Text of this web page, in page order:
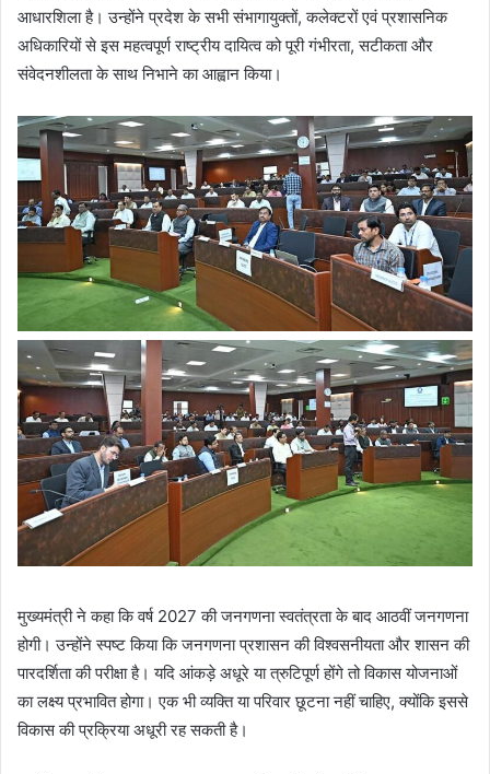
आधारशिला है। उन्होंने प्रदेश के सभी संभागायुक्तों, कलेक्टरों एवं प्रशासनिक
अधिकारियों से इस महत्वपूर्ण राष्ट्रीय दायित्व को पूरी गंभीरता, सटीकता और
संवेदनशीलता के साथ निभाने का आह्वान किया।
मुख्यमंत्री ने कहा कि वर्ष 2027 की जनगणना स्वतंत्रता के बाद आठवीं जनगणना
होगी। उन्होंने स्पष्ट किया कि जनगणना प्रशासन की विश्वसनीयता और शासन की
पारदर्शिता की परीक्षा है। यदि आंकड़े अधूरे या त्रुटिपूर्ण होंगे तो विकास योजनाओं
का लक्ष्य प्रभावित होगा। एक भी व्यक्ति या परिवार छूटना नहीं चाहिए, क्योंकि इससे
विकास की प्रक्रिया अधूरी रह सकती है।